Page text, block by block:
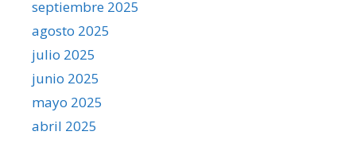
septiembre 2025
agosto 2025
julio 2025
junio 2025
mayo 2025
abril 2025